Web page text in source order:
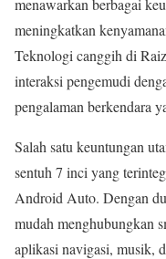
menawarkan berbagai
meningkatkan
Teknologi canggih di
interaksi pengemudi
pengalaman berkendara
Salah satu keuntungan
sentuh 7 inci yang
Android Auto. Dengan
mudah menghubungkan
aplikasi navigasi, musik,